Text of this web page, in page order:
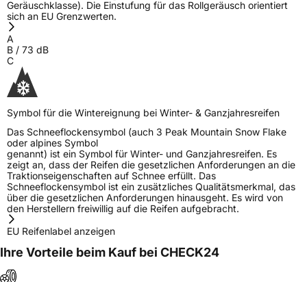
Geräuschklasse). Die Einstufung für das Rollgeräusch orientiert
sich an EU Grenzwerten.
A
B / 73 dB
C
Symbol für die Wintereignung bei Winter- & Ganzjahresreifen
Das Schneeflockensymbol (auch 3 Peak Mountain Snow Flake
oder alpines Symbol
genannt) ist ein Symbol für Winter- und Ganzjahresreifen. Es
zeigt an, dass der Reifen die gesetzlichen Anforderungen an die
Traktionseigenschaften auf Schnee erfüllt. Das
Schneeflockensymbol ist ein zusätzliches Qualitätsmerkmal, das
über die gesetzlichen Anforderungen hinausgeht. Es wird von
den Herstellern freiwillig auf die Reifen aufgebracht.
EU Reifenlabel anzeigen
Ihre Vorteile beim Kauf bei CHECK24